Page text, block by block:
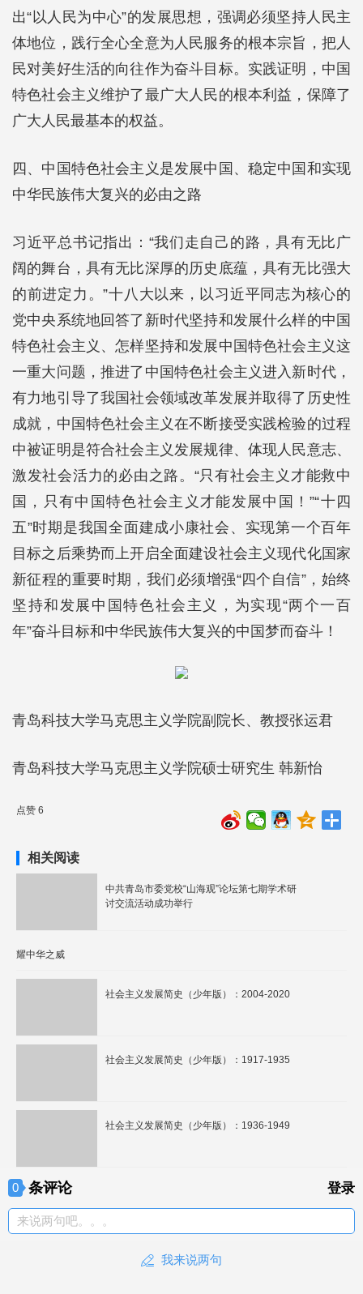
出“以人民为中心”的发展思想，强调必须坚持人民主
体地位，践行全心全意为人民服务的根本宗旨，把人
民对美好生活的向往作为奋斗目标。实践证明，中国
特色社会主义维护了最广大人民的根本利益，保障了
广大人民最基本的权益。
四、中国特色社会主义是发展中国、稳定中国和实现
中华民族伟大复兴的必由之路
习近平总书记指出：“我们走自己的路，具有无比广
阔的舞台，具有无比深厚的历史底蕴，具有无比强大
的前进定力。”十八大以来，以习近平同志为核心的
党中央系统地回答了新时代坚持和发展什么样的中国
特色社会主义、怎样坚持和发展中国特色社会主义这
一重大问题，推进了中国特色社会主义进入新时代，
有力地引导了我国社会领域改革发展并取得了历史性
成就，中国特色社会主义在不断接受实践检验的过程
中被证明是符合社会主义发展规律、体现人民意志、
激发社会活力的必由之路。“只有社会主义才能救中
国，只有中国特色社会主义才能发展中国！”“十四
五”时期是我国全面建成小康社会、实现第一个百年
目标之后乘势而上开启全面建设社会主义现代化国家
新征程的重要时期，我们必须增强“四个自信”，始终
坚持和发展中国特色社会主义，为实现“两个一百
年”奋斗目标和中华民族伟大复兴的中国梦而奋斗！
青岛科技大学马克思主义学院副院长、教授张运君
青岛科技大学马克思主义学院硕士研究生 韩新怡
点赞 6
相关阅读
中共青岛市委党校“山海观”论坛第七期学术研
讨交流活动成功举行
耀中华之威
社会主义发展简史（少年版）：2004-2020
社会主义发展简史（少年版）：1917-1935
社会主义发展简史（少年版）：1936-1949
0 条评论 登录
来说两句吧。。。
我来说两句